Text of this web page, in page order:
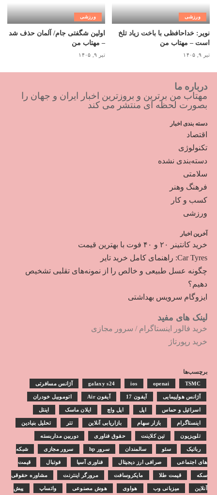
ورزشی
نویر: خداحافظی با باخت زیاد تلخ
است – مهتاب من
تیر ۹, ۱۴۰۵
ورزشی
اولین شگفتی جام/ آلمان حذف شد
– مهتاب من
تیر ۹, ۱۴۰۵
درباره ما
مهتاب من برترین و بروزترین اخبار ایران و جهان را
بصورت لحظه ای منتشر می کند
دسته بندی اخبار
اقتصاد
تکنولوژی
دسته‌بندی نشده
سلامتی
فرهنگ وهنر
کسب و کار
ورزشی
آخرین اخبار
خرید کانتینر ۲۰ و ۴۰ فوت با بهترین قیمت
Car Tyres: راهنمای کامل خرید تایر
چگونه عسل طبیعی و خالص را از نمونه‌های تقلبی تشخیص
دهیم؟
ایزوگام سرویس بهداشتی
لینک های مفید
خرید فالور اینستاگرام / سرور مجازی
خرید رپورتاژ
برچسب‌ها
galaxy s24 ios openai TSMC آژانس مسافرتی
آژانس هواپیمایی آیفون 17 آیفون Air اتوموبیل خودران
اسرائیل و حماس اپل اپل واچ ایلان ماسک اینتل
اینستاگرام بازار سهام بازاریابی آنلاین تتر تحلیل بنیادین
تلویزیون تین کلاینت حقوق فناوری دوربین مداربسته
رباتیک سئو سالمندان سرور hp سرور مجازی شبکه
های اجتماعی صرافی ارز دیجیتال فناوری آسیا فوتبال قیمت
سکه قیمت طلا مایکروسافت مرورگر اینترنت مشاوره حقوقی
آنلاین میزبانی وب هواوی هوش مصنوعی واتساپ پیش